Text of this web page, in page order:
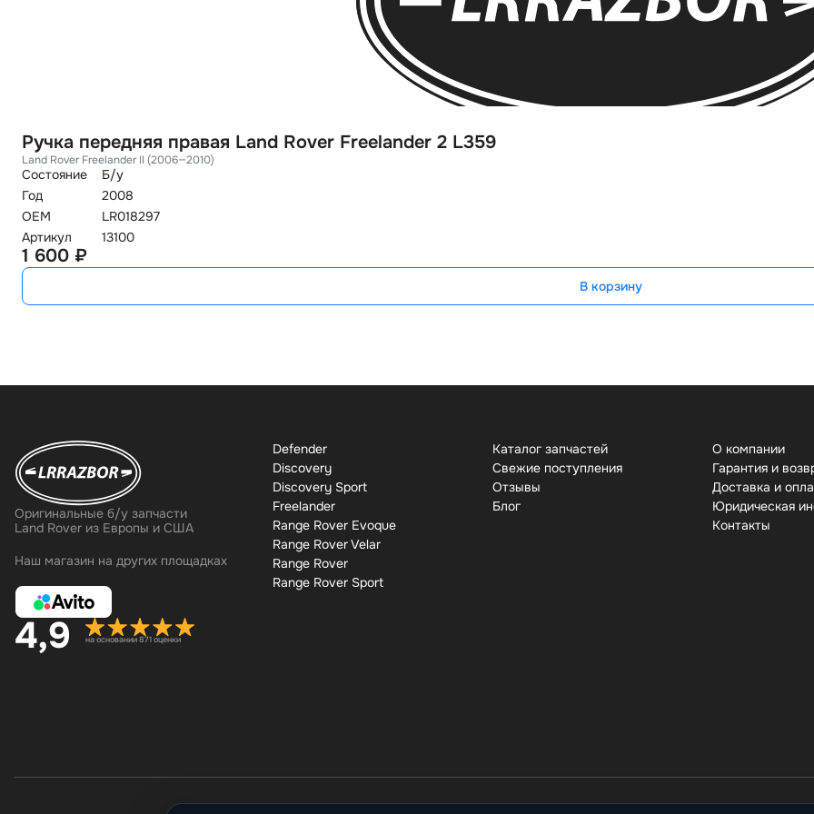
Ручка передняя правая Land Rover Freelander 2 L359
Land Rover Freelander II (2006—2010)
Состояние
Б/у
Год
2008
OEM
LR018297
Артикул
13100
1 600 ₽
В корзину
Оригинальные б/у запчасти
Land Rover из Европы и США
Наш магазин на других площадках
4,9 на основании 871 оценки
Defender
Discovery
Discovery Sport
Freelander
Range Rover Evoque
Range Rover Velar
Range Rover
Range Rover Sport
Каталог запчастей
Свежие поступления
Отзывы
Бло
О компании
Гарантия и
Доставка и
Юридическая
Контакты